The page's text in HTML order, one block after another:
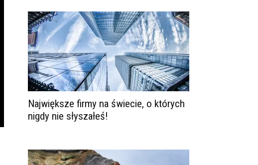
Największe firmy na świecie, o których
nigdy nie słyszałeś!